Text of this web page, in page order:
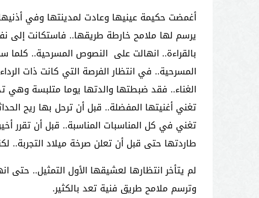
أغمضت حكيمة عينيها وعادت لمدينتها وفي
يرسم لها ملامح خارطة طريقها.. فاستكانت إلى
بالقراءة.. انهالت على النصوص المسرحية..
المسرحية.. في انتظار الفرصة التي كانت ذات
الغناء.. فقد ضبطتها والدتها يوما متلبسة وهي
تغني أغنيتها المفضلة.. قبل أن ترحل بها ريح
تغني في كل المناسبات المناسبة.. قبل أن تقرر
طاردتها حتى قبل أن تعلن صرخة ميلاد التجربة..
لم يتأخر انتظارها لعشيقها الأول التمثيل.. حتى
وترسم ملامح طريق فنية تعد بالكثير.